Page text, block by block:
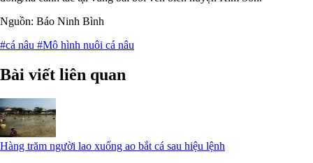
Nguồn: Báo Ninh Bình
#cá nâu #Mô hình nuôi cá nâu
Bài viết liên quan
Hàng trăm người lao xuống ao bắt cá sau hiệu lệnh